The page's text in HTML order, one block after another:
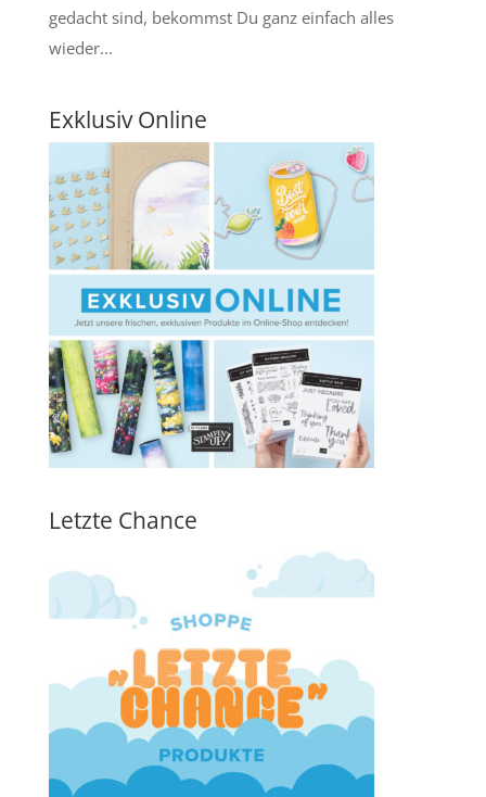
gedacht sind, bekommst Du ganz einfach alles
wieder...
Exklusiv Online
Letzte Chance